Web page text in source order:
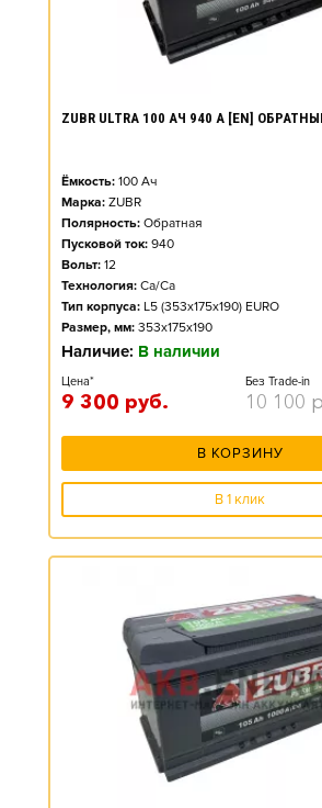
ZUBR ULTRA 100 АЧ 940 А [EN]
Ёмкость: 100 Ач
Марка: ZUBR
Полярность: Обратная
Пусковой ток: 940
Вольт: 12
Технология: Ca/Ca
Тип корпуса: L5 (353x175x190) EURO
Размер, мм: 353x175x190
Наличие: В наличии
Цена*
9 300 руб.
Без Trade-in
10 100
В КОРЗИНУ
В 1 клик